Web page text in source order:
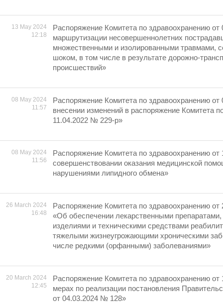
13 May 2024
12:18
Распоряжение Комитета по здравоохранению
маршрутизации несовершеннолетних
множественными и изолированными травмами,
шоком, в том числе в результате дорожно-
происшествий»
08 May 2024
11:57
Распоряжение Комитета по здравоохранению
внесении изменений в распоряжение Комитета
11.04.2022 № 229-р»
08 May 2024
11:56
Распоряжение Комитета по здравоохранению
совершенствовании оказания медицинской
нарушениями липидного обмена»
26 March 2024
16:48
Распоряжение Комитета по здравоохранению
«Об обеспечении лекарственными
изделиями и техническими средствами
тяжелыми жизнеугрожающими хроническими
числе редкими (орфанными) заболеваниями»
20 March 2024
12:45
Распоряжение Комитета по здравоохранению
мерах по реализации постановления
от 04.03.2024 № 128»